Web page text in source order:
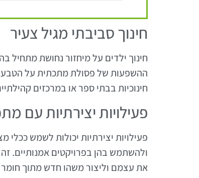
חינוך סביבתי מגיל צעיר
חינוך ילדים על מיחזור נחושת מתחיל
ההשפעות של פסולת מתכתית על הטבע
חינוכיות בבתי ספר או במרכזים
פעילויות יצירתיות עם
פעילויות יצירתיות יכולות לשמש ככלי
ולהשתמש בהן בפרויקטים אמנותיים.
את עצמם וליצור משהו חדש מתוך חומר